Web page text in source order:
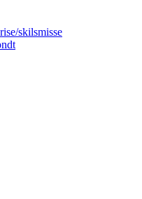
skilsmisse